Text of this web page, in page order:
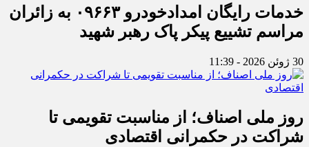
خدمات رایگان امدادخودرو ۰۹۶۶۳ به زائران
مراسم تشییع پیکر پاک رهبر شهید
30 ژوئن 2026 - 11:39
روز ملی اصناف؛ از مناسبت تقویمی تا
شراکت در حکمرانی اقتصادی